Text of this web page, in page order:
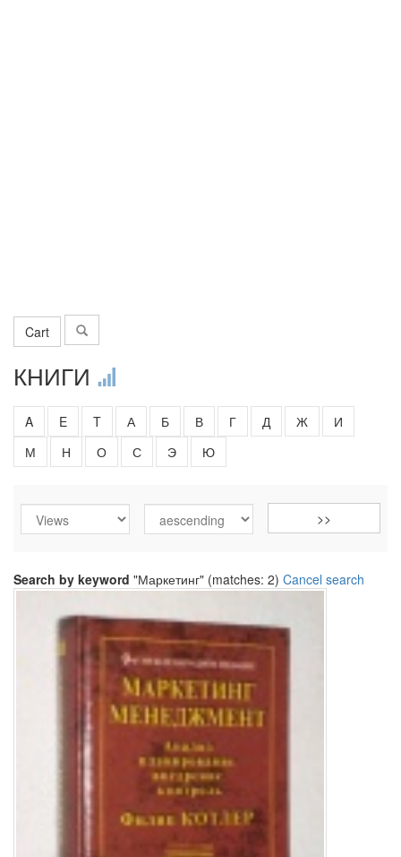
Cart
КНИГИ
A E T А Б В Г Д Ж
И
М
Н О С Э Ю
Search by keyword "Маркетинг" (matches: 2) Cancel search